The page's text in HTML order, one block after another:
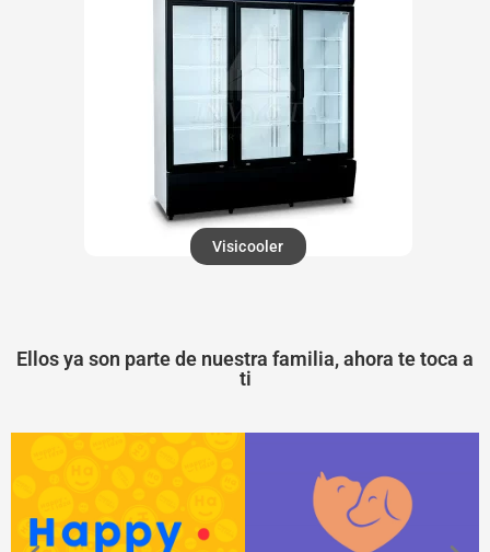
Visicooler
Ellos ya son parte de nuestra familia, ahora te toca a
ti